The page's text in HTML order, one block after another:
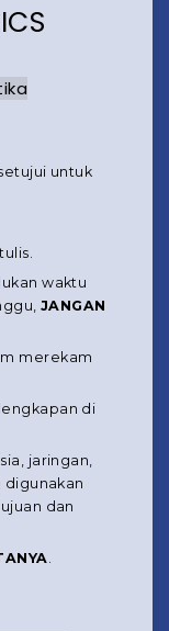
untuk
waktu
JANGAN
merekam
di
jaringan,
digunakan
dan
.